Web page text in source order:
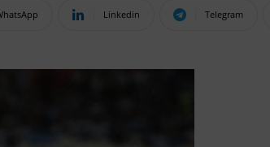
Linkedin Telegram